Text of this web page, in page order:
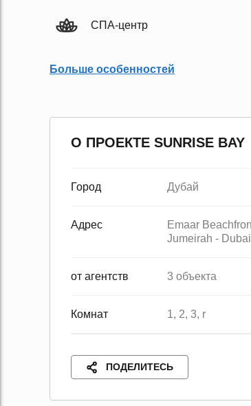
СПА-центр
Больше особенностей
О ПРОЕКТЕ SUNRISE BAY
Город Дубай
Адрес
Emaar
Jumeirah -
от агентств 3 объекта
Комнат 1, 2, 3, r
ПОДЕЛИТЕСЬ